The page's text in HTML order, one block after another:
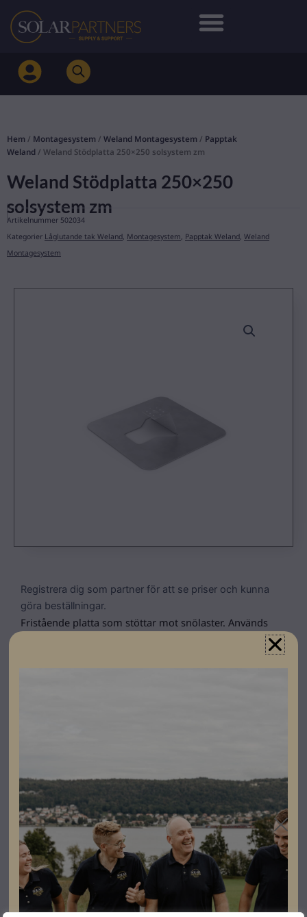
Hoppa
innehåll
Hem / Montagesystem / Weland Montagesystem / Papptak
Weland / Weland Stödplatta 250×250 solsystem zm
Weland Stödplatta 250×250
solsystem zm
Artikelnummer 502034
Kategorier Låglutande tak Weland, Montagesystem, Papptak Weland, Weland
Montagesystem
Registrera dig som partner för att se priser och kunna
göra beställningar.
Fristående platta som stöttar mot snölaster. Används
Färg Grå
Varumärke Weland
Leverantörens
artikelnummer
SP2525